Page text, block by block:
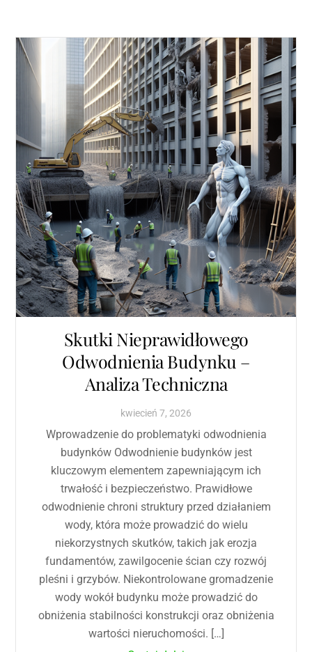
Skutki Nieprawidłowego
Odwodnienia Budynku –
Analiza Techniczna
kwiecień 7, 2026
Wprowadzenie do problematyki odwodnienia
budynków Odwodnienie budynków jest
kluczowym elementem zapewniającym ich
trwałość i bezpieczeństwo. Prawidłowe
odwodnienie chroni struktury przed działaniem
wody, która może prowadzić do wielu
niekorzystnych skutków, takich jak erozja
fundamentów, zawilgocenie ścian czy rozwój
pleśni i grzybów. Niekontrolowane gromadzenie
wody wokół budynku może prowadzić do
obniżenia stabilności konstrukcji oraz obniżenia
wartości nieruchomości. […]